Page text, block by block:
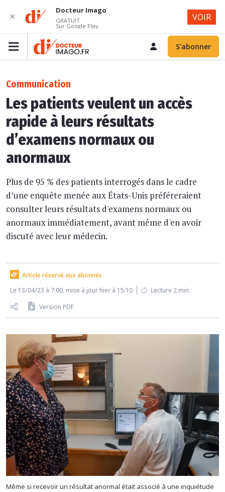
S'abonner
Communication
Les patients veulent un accès
rapide à leurs résultats
d’examens normaux ou
anormaux
Plus de 95 % des patients interrogés dans le cadre
d’une enquête menée aux États-Unis préféreraient
consulter leurs résultats d'examens normaux ou
anormaux immédiatement, avant même d'en avoir
discuté avec leur médecin.
Article réservé aux abonnés
Le 13/04/23 à 7:00, mise à jour hier à 15:10
Lecture 2 min.
Version PDF
Même si recevoir un résultat anormal était associé à une inquiétude
✕
Docteur Imago
GRATUIT
Sur Google Play
VOIR